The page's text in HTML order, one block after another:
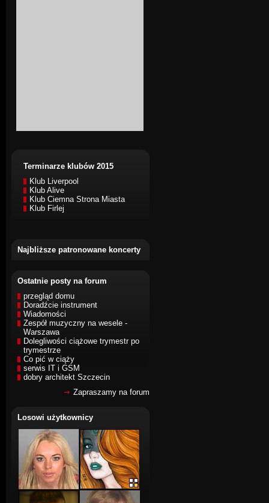
Terminarze klubów 2015
Klub Liverpool
Klub Alive
Klub Ciemna Strona Miasta
Klub Firlej
Najbliższe patronowane koncerty
Ostatnie posty na forum
przegląd domu
Doradźcie instrument
Wiadomości
Zespół muzyczny na wesele -
Warszawa
Dolegliwości ciążowe trymestr po
trymestrze
Co pić w ciąży
serwis IT i GSM
dobry architekt Szczecin
Zapraszamy na forum
Losowi użytkownicy